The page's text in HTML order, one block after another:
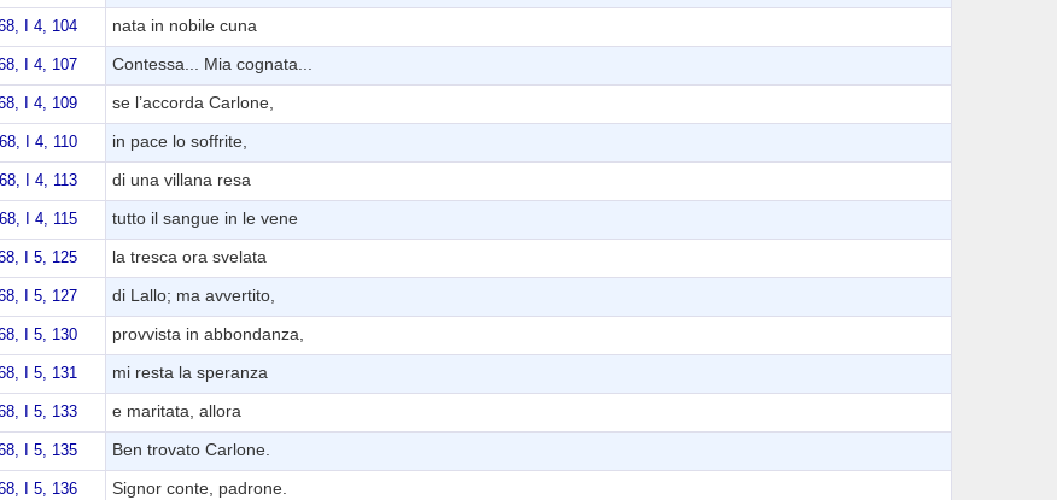
I 4, 104 nata in nobile cuna
I 4, 107 Contessa... Mia cognata...
I 4, 109 se l’accorda Carlone,
I 4, 110 in pace lo soffrite,
I 4, 113 di una villana resa
I 4, 115 tutto il sangue in le vene
I 5, 125 la tresca ora svelata
I 5, 127 di Lallo; ma avvertito,
I 5, 130 provvista in abbondanza,
I 5, 131 mi resta la speranza
I 5, 133 e maritata, allora
I 5, 135 Ben trovato Carlone.
I 5, 136 Signor conte, padrone.